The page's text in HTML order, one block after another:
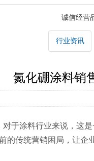
诚信经营
行业资讯
氮化硼涂料销
于涂料行业来说，
传统营销困局，让企